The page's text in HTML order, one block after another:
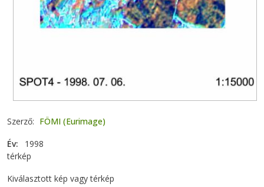
Szerző
FÖMI (Eurimage)
Év
1998
térkép
Kiválasztott kép vagy térkép